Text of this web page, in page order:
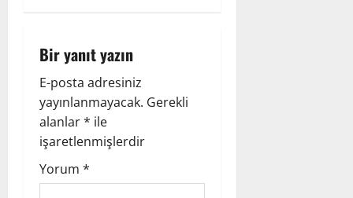
v
i
g
a
t
Bir yanıt yazın
E-posta adresiniz
yayınlanmayacak. Gerekli
alanlar* ile
işaretlenmişlerdir
Yorum *